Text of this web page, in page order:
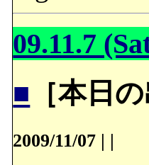
09.11.7
■ ［本日
2009/11/07 | |